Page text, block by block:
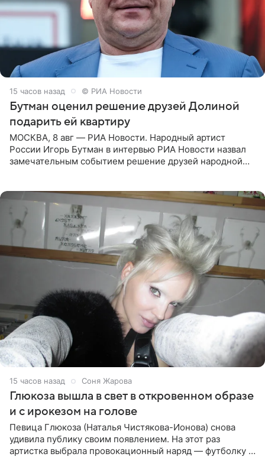
15 часов назад © РИА Новости
Бутман оценил решение друзей Долиной
подарить ей квартиру
МОСКВА, 8 авг — РИА Новости. Народный артист
России Игорь Бутман в интервью РИА Новости назвал
замечательным событием решение друзей народной
15 часов назад Соня Жарова
Глюкоза вышла в свет в откровенном образе
и с ирокезом на голове
Певица Глюкоза (Наталья Чистякова-Ионова) снова
удивила публику своим появлением. На этот раз
артистка выбрала провокационный наряд — футболку с